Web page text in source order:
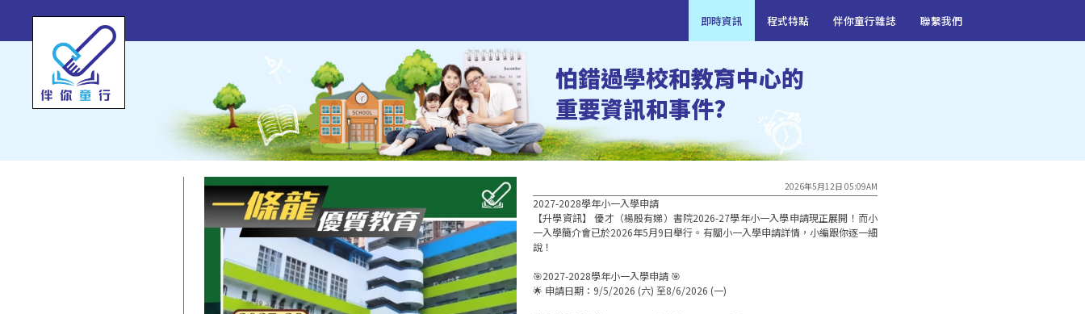
即時資訊 程式特點 伴你童行雜誌 聯繫我們
怕錯過學校和教育中心的
重要資訊和事件?
2026年5月12日 05:09AM
2027-2028學年小一入學申請
【升學資訊】 優才（楊殷有娣）書院2026-27學年小一入學申請現正展開！而小
一入學簡介會已於2026年5月9日舉行。有關小一入學申請詳情，小編跟你逐一細
說！
🎯2027-2028學年小一入學申請 🎯
🌟 申請日期：9/5/2026 (六) 至8/6/2026 (一)